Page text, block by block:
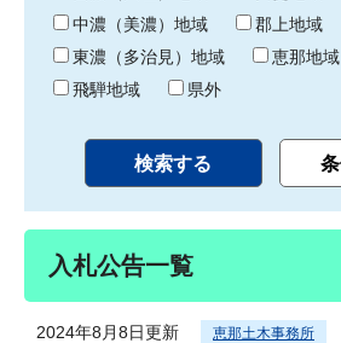
中濃（美濃）地域
郡上地域
東濃（多治見）地域
恵那地域
飛騨地域
県外
入札公告一覧
2024年8月8日更新 恵那土木事務所